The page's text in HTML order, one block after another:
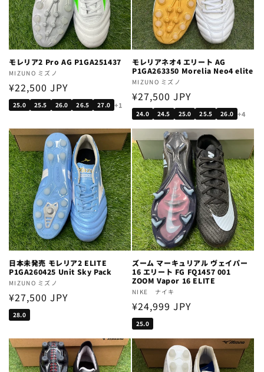
モレリア2 Pro AG P1GA251437
Vendor:
MIZUNO ミズノ
Regular
price
¥22,500 JPY
25.0 25.5 26.0 26.5 27.0 +1
モレリアネオ4 エリート AG
P1GA263350 Morelia Neo4 elite
Vendor:
MIZUNO ミズノ
Regular
price
¥27,500 JPY
24.0 24.5 25.0 25.5 26.0 +4
日本未発売 モレリア2 ELITE
P1GA260425 Unit Sky Pack
Vendor:
MIZUNO ミズノ
Regular
price
¥27,500 JPY
28.0
ズーム マーキュリアル ヴェイパー
16 エリート FG FQ1457 001
ZOOM Vapor 16 ELITE
Vendor:
NIKE ナイキ
Regular
price
¥24,999 JPY
25.0